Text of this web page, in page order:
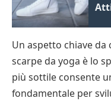
Un aspetto chiave da
scarpe da yoga è lo
più sottile consente
fondamentale per